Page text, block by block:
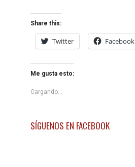
Share this:
Twitter Facebook
Me gusta esto:
Cargando...
SÍGUENOS EN FACEBOOK